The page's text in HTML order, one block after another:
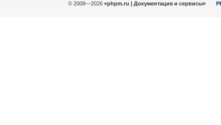
© 2008—2026 «phpm.ru | Документация и сервисы»